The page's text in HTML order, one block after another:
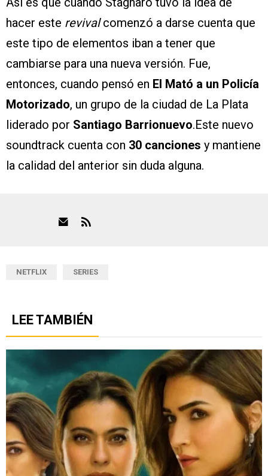
hacer este revivalcomenzó a darse cuenta que
este tipo de elementos iban a tener que
cambiarse para una nueva versión. Fue,
entonces, cuando pensó en El Mató a un Policía
Motorizado, un grupo de la ciudad de La Plata
liderado por Santiago Barrionuevo.Este nuevo
soundtrack cuenta con 30 canciones y mantiene
la calidad del anterior sin duda alguna.
NETFLIX SERIES
LEE TAMBIÉN